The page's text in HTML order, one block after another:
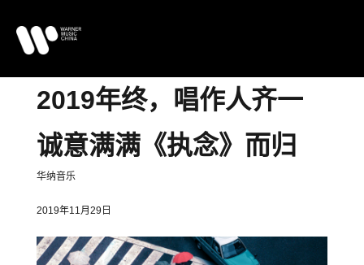
2019年终，唱作人齐一
诚意满满《执念》而归
华纳音乐
2019年11月29日